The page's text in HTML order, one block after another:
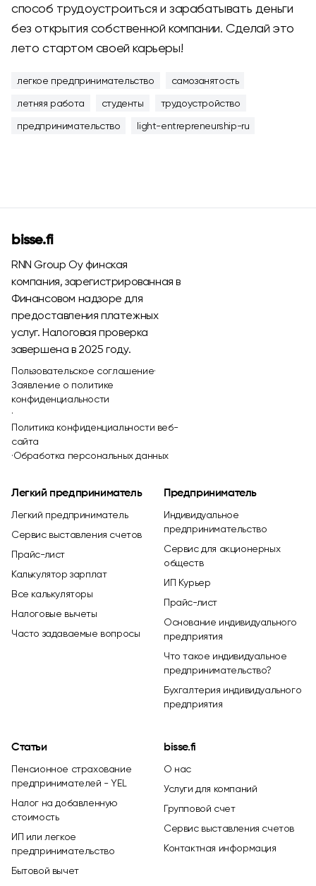
способ трудоустроиться и зарабатывать деньги
без открытия собственной компании. Сделай это
лето стартом своей карьеры!
легкое предпринимательство
самозанятость
летняя работа
студенты
трудоустройство
предпринимательство
light-entrepreneurship-ru
bisse.fi
RNN Group Oy финская
компания, зарегистрированная в
Финансовом надзоре для
предоставления платежных
услуг. Налоговая проверка
завершена в 2025 году.
Пользовательское соглашение·
Заявление о политике
конфиденциальности
·
Политика конфиденциальности веб-
сайта
·Обработка персональных данных
Легкий предприниматель
Легкий предприниматель
Сервис выставления счетов
Прайс-лист
Калькулятор зарплат
Все калькуляторы
Налоговые вычеты
Часто задаваемые вопросы
Предприниматель
Индивидуальное
предпринимательство
Сервис для акционерных
обществ
ИП Курьер
Прайс-лист
Основание индивидуального
предприятия
Что такое индивидуальное
предпринимательство?
Бухгалтерия индивидуального
предприятия
Статьи
Пенсионное страхование
предпринимателей - YEL
Налог на добавленную
стоимость
ИП или легкое
предпринимательство
Бытовой вычет
bisse.fi
О нас
Услуги для компаний
Групповой счет
Сервис выставления счетов
Контактная информация